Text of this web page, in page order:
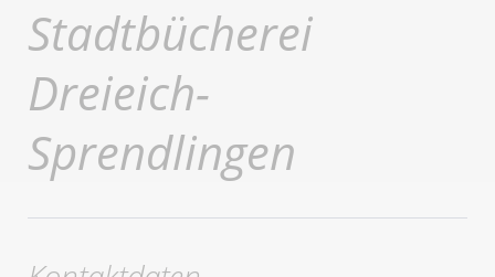
Stadtbücherei
Dreieich-
Sprendlingen